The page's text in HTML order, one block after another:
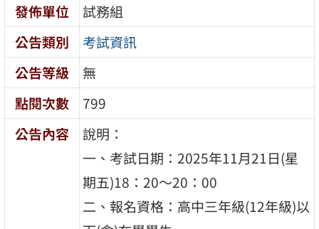
發佈單位
試務組
公告類別
考試資訊
公告等級
無
點閱次數
799
公告內容
說明：
一、考試日期：2025年11月21日(星
期五)18：20～20：00
二、報名資格：高中三年級(12年級)以